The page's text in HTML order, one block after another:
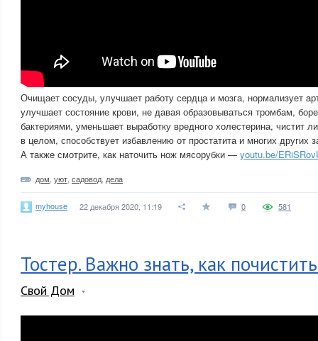
Очищает сосуды, улучшает работу сердца и мозга, нормализует
улучшает состояние крови, не давая образовываться тромбам,
бактериями, уменьшает выработку вредного холестерина, чистит
в целом, способствует избавлению от простатита и многих других
А также смотрите, как наточить нож мясорубки — youtu.be/
дом уют садовод дела
myhouse 22 декабря 2020, 11:19 0 581
Тостер. Важно знать, как
Свой Дом